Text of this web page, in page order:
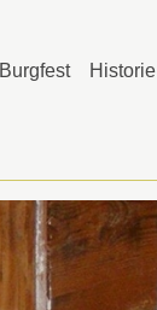
Burgfest Historie